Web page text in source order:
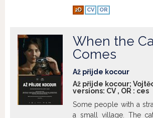
over a small cape on the back of which
designated for the anti-Austrian revolt.
crowds. However, it is a denunciation
detaining and her property is sub-
examination.
Show more
2D CV OR
When the
Comes
Až přijde kocour
Až přijde kocour;
versions: CV, OR : ces
Some people with a
a small village. The